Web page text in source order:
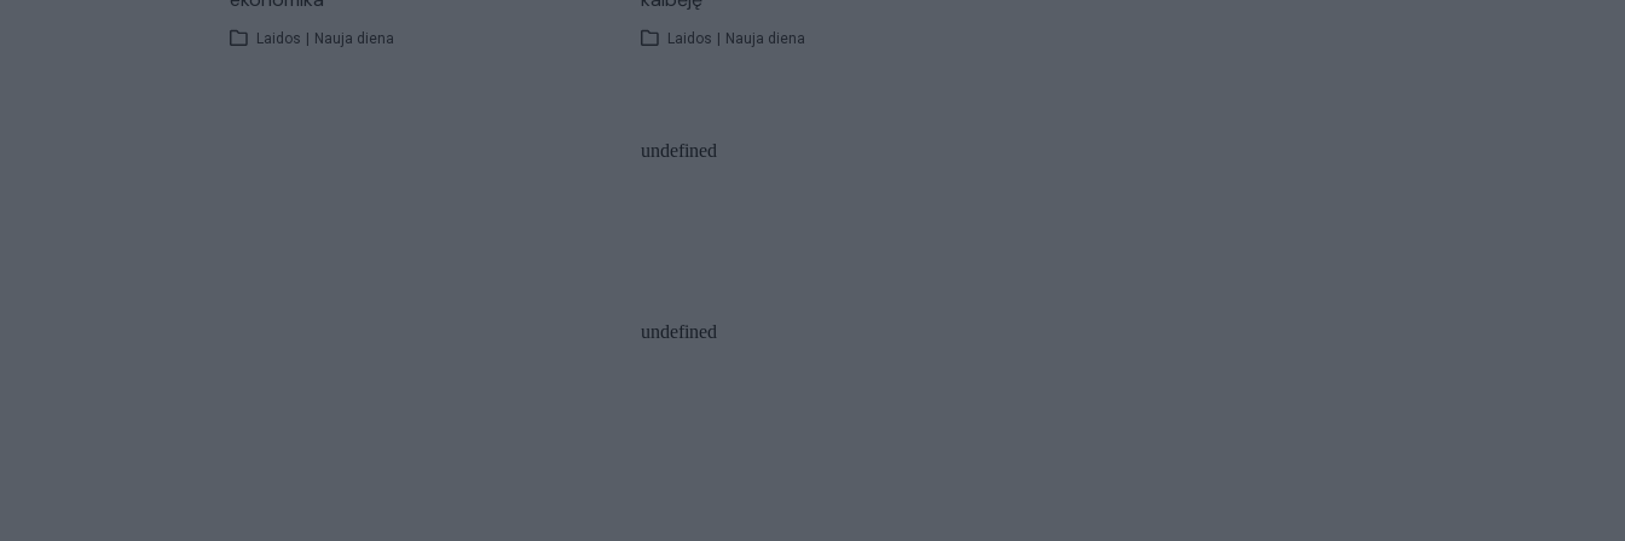
Laidos | Nauja diena Laidos | Nauja diena